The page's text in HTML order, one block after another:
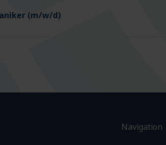
(m/w/d)
Navigation